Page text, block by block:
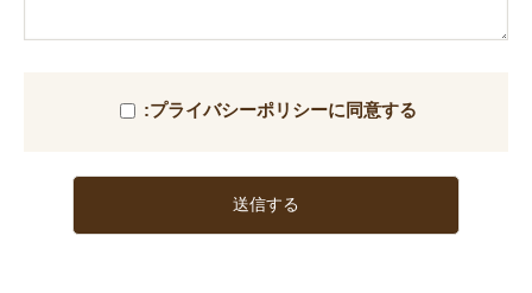
:プライバシーポリシーに同意する